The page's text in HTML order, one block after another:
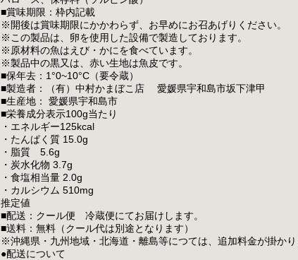
■賞味期限：枠内記載
※開後は賞味期限にかかわらず、お早めにお召あげりください。
※この製品は、卵を使用した設備で製造しております。
※原材料の魚はえび・かにを食べています。
※製品中の黒又は、赤い生地は魚皮です。
■保年去：1°0~10°C（要令蔵）
■製造者：（有）中村かまぼこ店 愛媛県宇和島市坂下津甲
■生産地： 愛媛県宇和島市
■栄養成分表示100g当たり
・エネルギー125kcal
・たんぱく質 15.0g
・脂質 5.6g
・炭水化物 3.7g
・食塩相当量 2.0g
・カルシウム 510mg
推定値
■配送：クール便 冷蔵便にてお届けします。
■送料：無料（クール代は別途となります）
※沖縄県・九州地域・北海道・離島等につては、追加料金が掛かり
●配送について